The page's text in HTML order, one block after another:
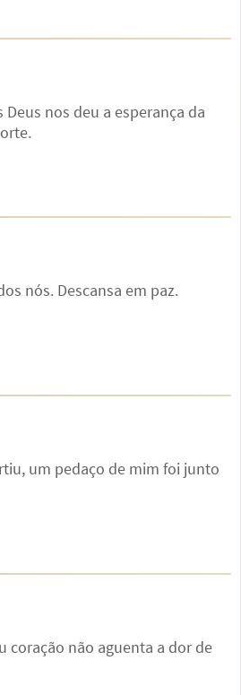
nos deu a esperança da
nós. Descansa em paz.
um pedaço de mim foi junto
coração não aguenta a dor de